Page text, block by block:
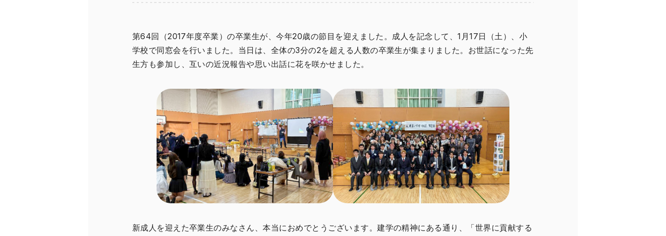
第64回（2017年度卒業）の卒業生が、今年20歳の節目を迎えました。成人を記念して、1月17日（土）、小
学校で同窓会を行いました。当日は、全体の3分の2を超える人数の卒業生が集まりました。お世話になった先
生方も参加し、互いの近況報告や思い出話に花を咲かせました。
新成人を迎えた卒業生のみなさん、本当におめでとうございます。建学の精神にある通り、「世界に貢献する